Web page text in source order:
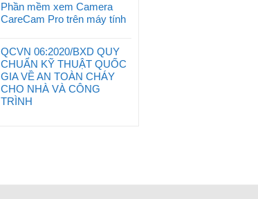
Phần mềm xem Camera
CareCam Pro trên máy tính
QCVN 06:2020/BXD QUY
CHUẨN KỸ THUẬT QUỐC
GIA VỀ AN TOÀN CHÁY
CHO NHÀ VÀ CÔNG
TRÌNH